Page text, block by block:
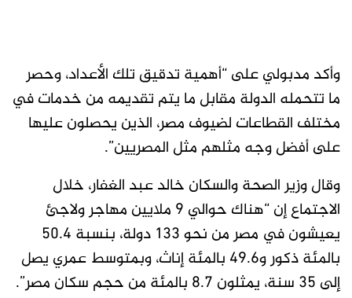
وأكد مدبولي على “أهمية تدقيق تلك الأعداد، وحصر
ما تتحمله الدولة مقابل ما يتم تقديمه من خدمات في
مختلف القطاعات لضيوف مصر، الذين يحصلون عليها
على أفضل وجه مثلهم مثل المصريين”.
وقال وزير الصحة والسكان خالد عبد الغفار، خلال
الاجتماع إن “هناك حوالي 9 ملايين مهاجر ولاجئ
يعيشون في مصر من نحو 133 دولة، بنسبة 50.4
بالمئة ذكور و49.6 بالمئة إناث، وبمتوسط عمري يصل
إلى 35 سنة، يمثلون 8.7 بالمئة من حجم سكان مصر”.